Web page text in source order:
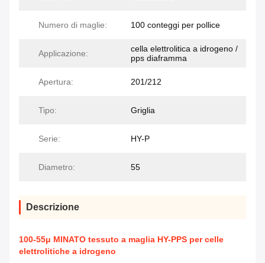
Numero di maglie: 100 conteggi per pollice
Applicazione:
cella elettrolitica a idrogeno /
pps diaframma
Apertura: 201/212
Tipo: Griglia
Serie: HY-P
Diametro: 55
Descrizione
100-55μ MINATO tessuto a maglia HY-PPS per celle
elettrolitiche a idrogeno